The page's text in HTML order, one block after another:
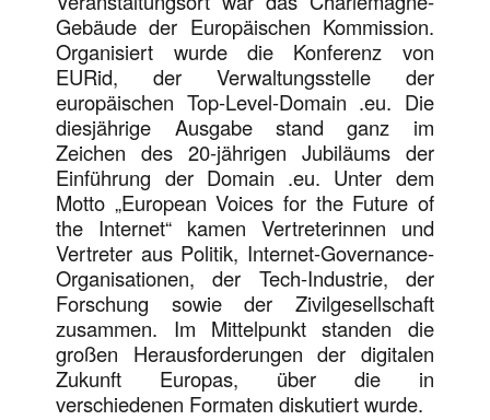
Gebäude der Europäischen Kommission.
Organisiert wurde die Konferenz von
EURid, der Verwaltungsstelle der
europäischen Top-Level-Domain .eu. Die
diesjährige Ausgabe stand ganz im
Zeichen des 20-jährigen Jubiläums der
Einführung der Domain .eu. Unter dem
Motto „European Voices for the Future of
the Internet“ kamen Vertreterinnen und
Vertreter aus Politik, Internet-Governance-
Organisationen, der Tech-Industrie, der
Forschung sowie der Zivilgesellschaft
zusammen. Im Mittelpunkt standen die
großen Herausforderungen der digitalen
Zukunft Europas, über die in
verschiedenen Formaten diskutiert wurde.